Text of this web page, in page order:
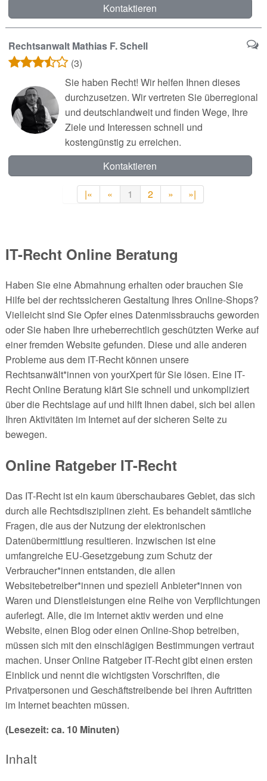
Kontaktieren
Rechtsanwalt Mathias F. Schell
(3)
Sie haben Recht! Wir helfen Ihnen dieses
durchzusetzen. Wir vertreten Sie überregional
und deutschlandweit und finden Wege, Ihre
Ziele und Interessen schnell und
kostengünstig zu erreichen.
Kontaktieren
|« « 1 2 » »|
IT-Recht Online Beratung
Haben Sie eine Abmahnung erhalten oder brauchen Sie
Hilfe bei der rechtssicheren Gestaltung Ihres Online-Shops?
Vielleicht sind Sie Opfer eines Datenmissbrauchs geworden
oder Sie haben Ihre urheberrechtlich geschützten Werke auf
einer fremden Website gefunden. Diese und alle anderen
Probleme aus dem IT-Recht können unsere
Rechtsanwält*innen von yourXpert für Sie lösen. Eine IT-
Recht Online Beratung klärt Sie schnell und unkompliziert
über die Rechtslage auf und hilft Ihnen dabei, sich bei allen
Ihren Aktivitäten im Internet auf der sicheren Seite zu
bewegen.
Online Ratgeber IT-Recht
Das IT-Recht ist ein kaum überschaubares Gebiet, das sich
durch alle Rechtsdisziplinen zieht. Es behandelt sämtliche
Fragen, die aus der Nutzung der elektronischen
Datenübermittlung resultieren. Inzwischen ist eine
umfangreiche EU-Gesetzgebung zum Schutz der
Verbraucher*innen entstanden, die allen
Websitebetreiber*innen und speziell Anbieter*innen von
Waren und Dienstleistungen eine Reihe von Verpflichtungen
auferlegt. Alle, die im Internet aktiv werden und eine
Website, einen Blog oder einen Online-Shop betreiben,
müssen sich mit den einschlägigen Bestimmungen vertraut
machen. Unser Online Ratgeber IT-Recht gibt einen ersten
Einblick und nennt die wichtigsten Vorschriften, die
Privatpersonen und Geschäftstreibende bei ihren Auftritten
im Internet beachten müssen.
(Lesezeit: ca. 10 Minuten)
Inhalt